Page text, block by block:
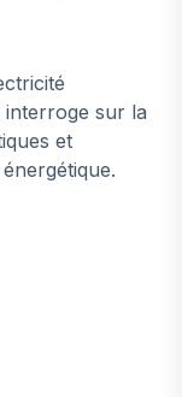
sur la
et